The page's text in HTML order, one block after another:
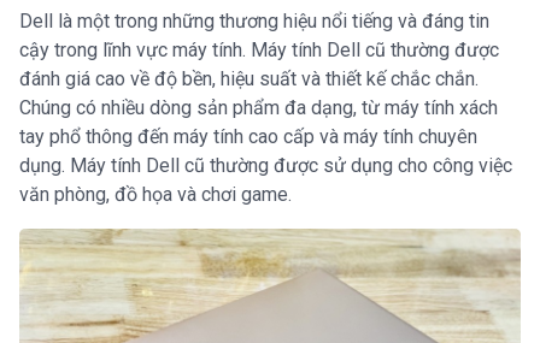
Dell là một trong những thương hiệu nổi tiếng và đáng tin
cậy trong lĩnh vực máy tính. Máy tính Dell cũ thường được
đánh giá cao về độ bền, hiệu suất và thiết kế chắc chắn.
Chúng có nhiều dòng sản phẩm đa dạng, từ máy tính xách
tay phổ thông đến máy tính cao cấp và máy tính chuyên
dụng. Máy tính Dell cũ thường được sử dụng cho công việc
văn phòng, đồ họa và chơi game.